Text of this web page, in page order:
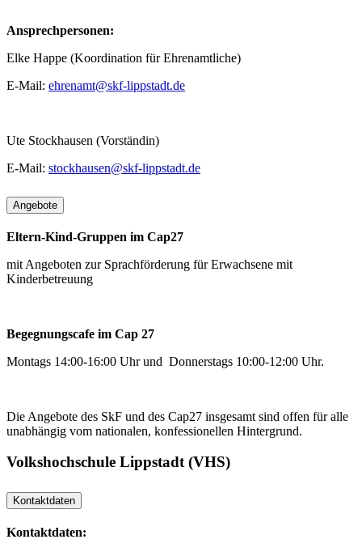
Ansprechpersonen:
Elke Happe (Koordination für Ehrenamtliche)
E-Mail: ehrenamt@skf-lippstadt.de
Ute Stockhausen (Vorständin)
E-Mail: stockhausen@skf-lippstadt.de
Angebote
Eltern-Kind-Gruppen im Cap27
mit Angeboten zur Sprachförderung für Erwachsene mit
Kinderbetreuung
Begegnungscafe im Cap 27
Montags 14:00-16:00 Uhr und Donnerstags 10:00-12:00 Uhr.
Die Angebote des SkF und des Cap27 insgesamt sind offen für alle
unabhängig vom nationalen, konfessionellen Hintergrund.
Volkshochschule Lippstadt (VHS)
Kontaktdaten
Kontaktdaten: